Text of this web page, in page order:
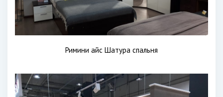
Римини айс Шатура спальня